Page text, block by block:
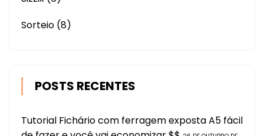
Sorteio (8)
POSTS RECENTES
Tutorial Fichário com ferragem exposta A5 fácil